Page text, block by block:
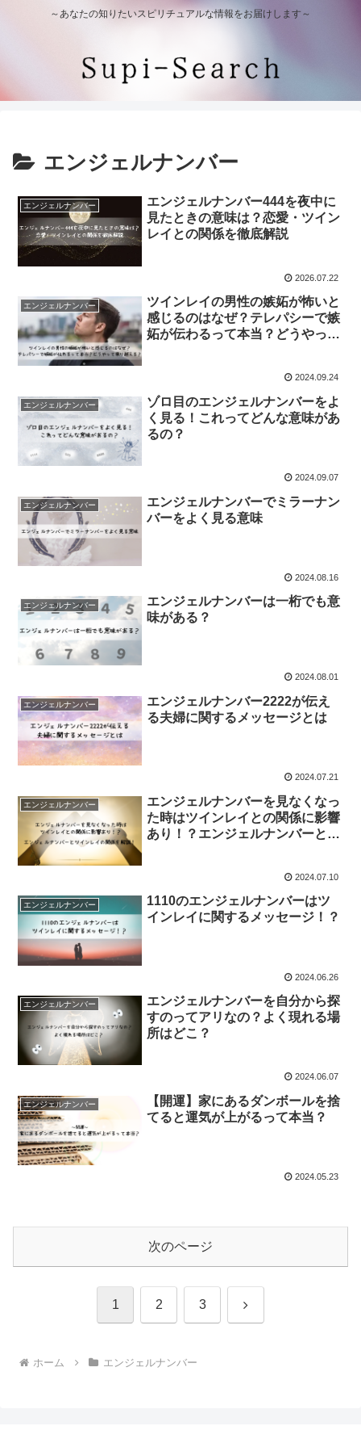
～あなたの知りたいスピリチュアルな情報をお届けします～
エンジェルナンバー
エンジェルナンバー
エンジェルナンバー444を夜中に
見たときの意味は？恋愛・ツイン
レイとの関係を徹底解説
2026.07.22
エンジェルナンバー
ツインレイの男性の嫉妬が怖いと
感じるのはなぜ？テレパシーで嫉
妬が伝わるって本当？どうやって
2024.09.24
エンジェルナンバー
ゾロ目のエンジェルナンバーをよ
く見る！これってどんな意味があ
るの？
2024.09.07
エンジェルナンバー
エンジェルナンバーでミラーナン
バーをよく見る意味
2024.08.16
エンジェルナンバー
エンジェルナンバーは一桁でも意
味がある？
2024.08.01
エンジェルナンバー
エンジェルナンバー2222が伝え
る夫婦に関するメッセージとは
2024.07.21
エンジェルナンバー
エンジェルナンバーを見なくなっ
た時はツインレイとの関係に影響
あり！？エンジェルナンバーとツ
2024.07.10
エンジェルナンバー
1110のエンジェルナンバーはツ
インレイに関するメッセージ！？
2024.06.26
エンジェルナンバー
エンジェルナンバーを自分から探
すのってアリなの？よく現れる場
所はどこ？
2024.06.07
エンジェルナンバー
【開運】家にあるダンボールを捨
てると運気が上がるって本当？
2024.05.23
次のページ
1 2 3 次
ホーム エンジェルナンバー